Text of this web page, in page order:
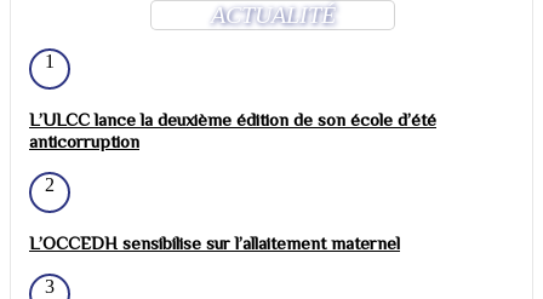
ACTUALITÉ
1
L’ULCC lance la deuxième édition de son école d’été
anticorruption
2
L’OCCEDH sensibilise sur l’allaitement maternel
3